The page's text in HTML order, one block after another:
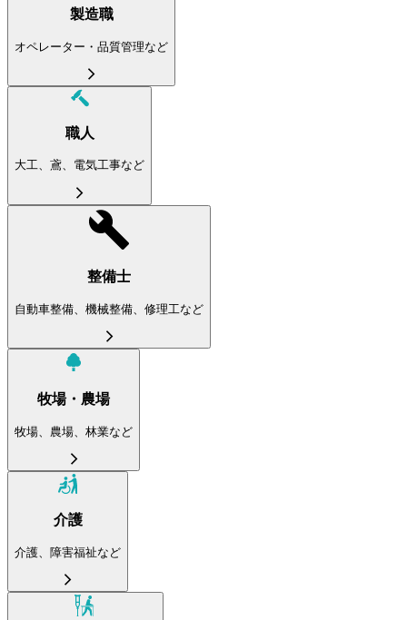
製造職
オペレーター・品質管理など
職人
大工、鳶、電気工事など
整備士
自動車整備、機械整備、修理工など
牧場・農場
牧場、農場、林業など
介護
介護、障害福祉など